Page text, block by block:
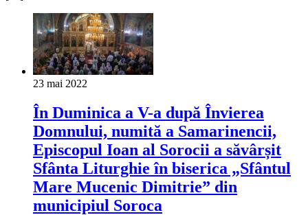
23 mai 2022
În Duminica a V-a după Învierea
Domnului, numită a Samarinencii,
Episcopul Ioan al Sorocii a săvârșit
Sfânta Liturghie în biserica „Sfântul
Mare Mucenic Dimitrie” din
municipiul Soroca